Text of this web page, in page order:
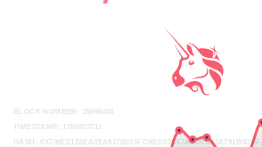
BLOCK NUMBER: 25695443
TIMESTAMP: 1786013711
HASH: